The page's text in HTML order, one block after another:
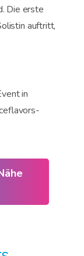
Die erste
auftritt,
in